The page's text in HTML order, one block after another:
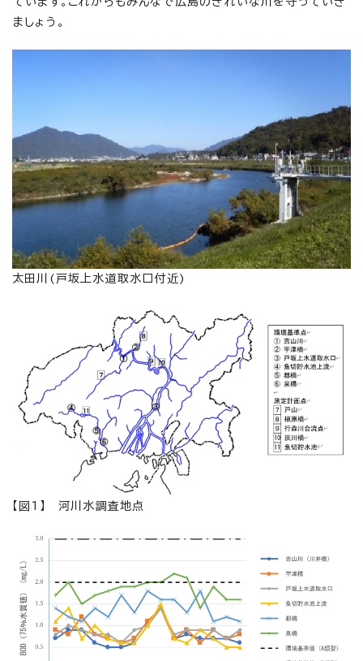
ましょう。
太田川(戸坂上水道取水口付近)
【図1】 河川水調査地点